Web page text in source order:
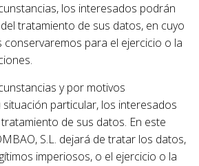
los interesados podrán
tratamiento de sus datos, en cuyo
conservaremos para el ejercicio o la
y por motivos
particular, los interesados
de sus datos. En este
S.L. dejará de tratar los datos,
imperiosos, o el ejercicio o la